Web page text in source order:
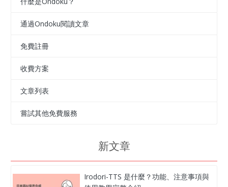
通過Ondoku閱讀文章
免費註冊
收費方案
文章列表
嘗試其他免費服務
新文章
Irodori-TTS 是什麼？功能、注意事項與